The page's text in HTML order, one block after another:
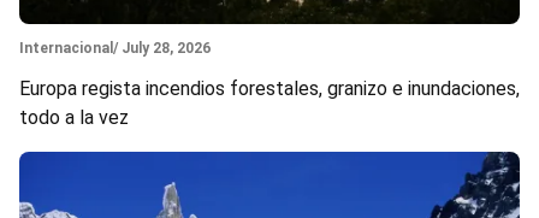
Section
Internacional / July 28, 2026
Europa regista incendios forestales, granizo e inundaciones,
todo a la vez